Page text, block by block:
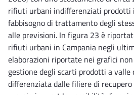
rifiuti urbani indifferenziati prodotti
fabbisogno di trattamento degli
alle previsioni. In figura 23 è
rifiuti urbani in Campania negli
elaborazioni riportate nei grafici
gestione degli scarti prodotti a valle
differenziata dalle filiere di